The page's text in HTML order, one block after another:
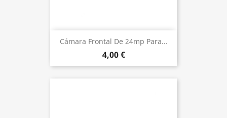
Cámara Frontal De 24mp Para...
4,00 €